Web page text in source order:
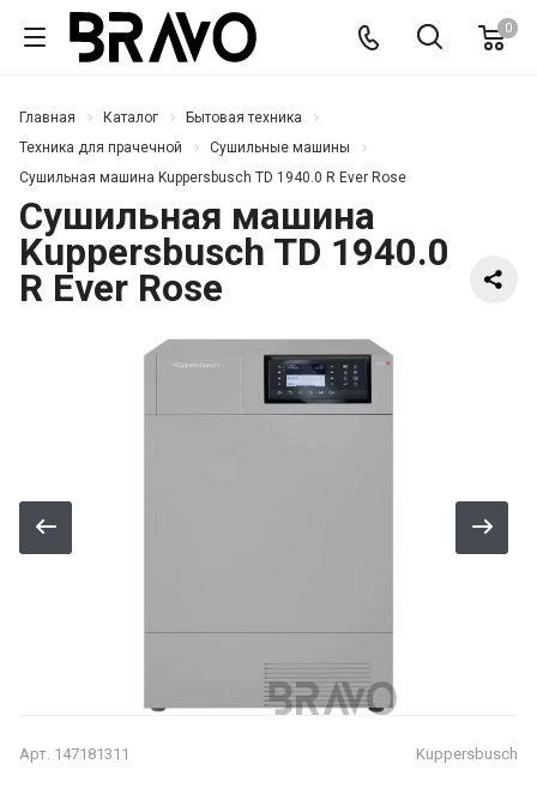
0
Главная Каталог
Бытовая техника
Техника для прачечной
Сушильные машины
Сушильная машина Kuppersbusch TD 1940.0 R Ever Rose
Сушильная машина
Kuppersbusch TD 1940.0
R Ever Rose
Арт. 147181311 Kuppersbusch